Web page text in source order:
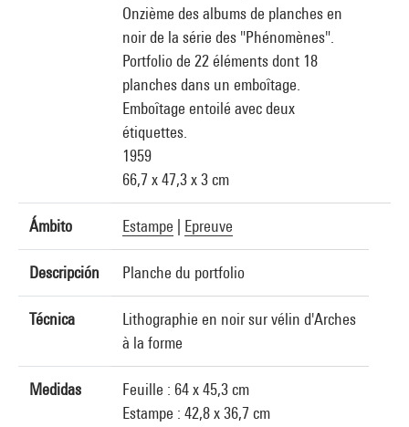
Onzième des albums de planches en
noir de la série des "Phénomènes".
Portfolio de 22 éléments dont 18
planches dans un emboîtage.
Emboîtage entoilé avec deux
étiquettes.
1959
66,7 x 47,3 x 3 cm
Ámbito Estampe Epreuve
Descripción Planche du portfolio
Técnica
Lithographie en noir sur vélin d'Arches
à la forme
Medidas
Feuille : 64 x 45,3 cm
Estampe : 42,8 x 36,7 cm